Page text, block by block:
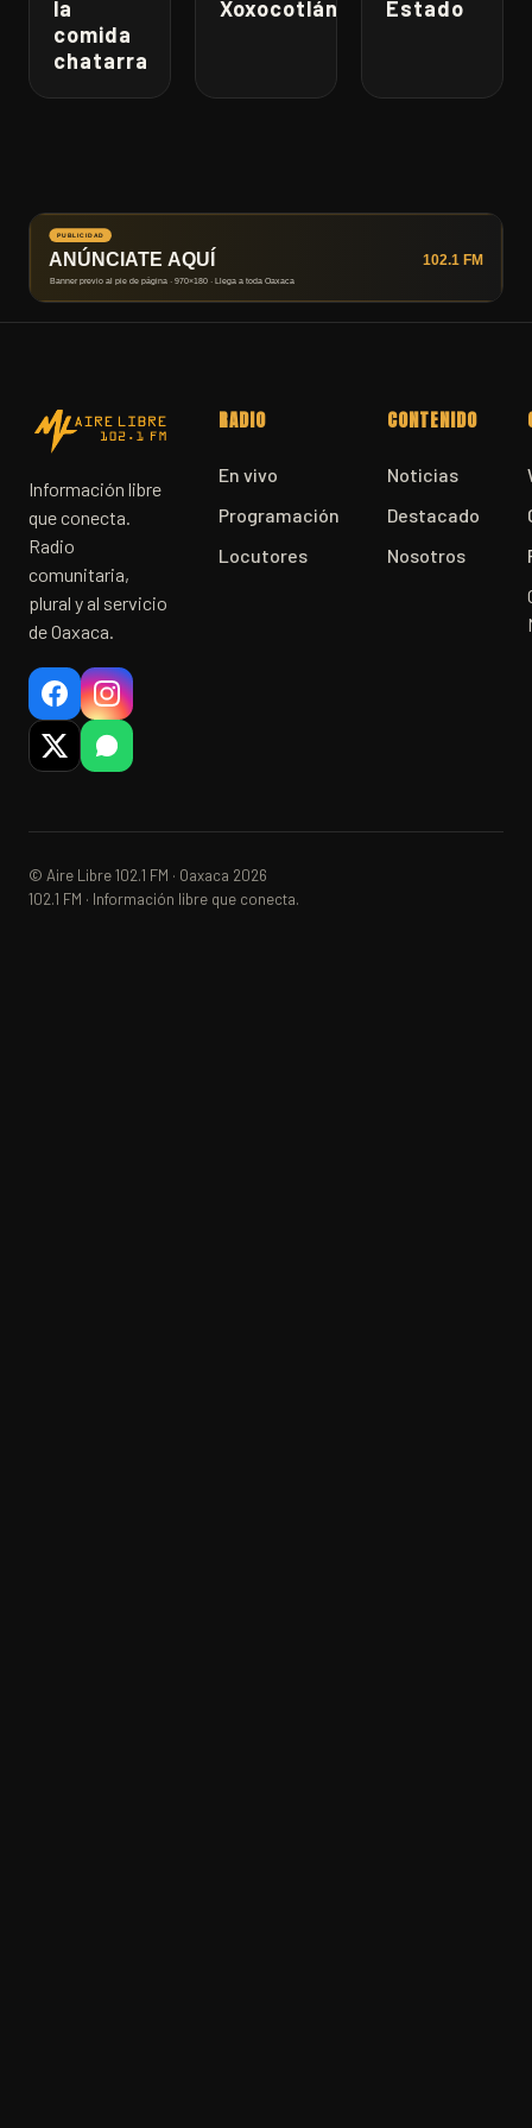
la
comida
chatarra
Xoxocotlán Estado
Información libre
que conecta.
Radio
comunitaria,
plural y al servicio
de Oaxaca.
RADIO
En vivo
Programación
Locutores
CONTENIDO
Noticias
Destacado
Nosotros
© Aire Libre 102.1 FM · Oaxaca 2026
102.1 FM · Información libre que conecta.